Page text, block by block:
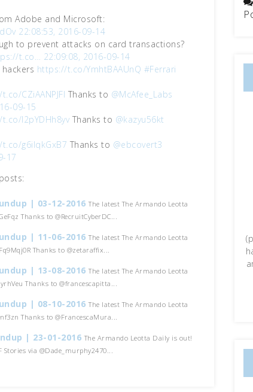
Adobe and Microsoft:
22:08:53, 2016-09-14
to prevent attacks on card transactions?
t.co… 22:09:08, 2016-09-14
https://t.co/YmhtBAAUnQ #Ferrari
CZiAANPJFI Thanks to @McAfee_Labs
09-15
l2pYDHh8yv Thanks to @kazyu56kt
g6ilqkGxB7 Thanks to @ebcovert3
17
| 03-12-2016The latest The Armando Leotta
Thanks to @RecruitCyberDC...
| 11-06-2016The latest The Armando Leotta
Thanks to @zetaraffix...
| 13-08-2016The latest The Armando Leotta
Thanks to @francescapitta...
| 08-10-2016The latest The Armando Leotta
Thanks to @FrancescaMura...
| 23-01-2016The Armando Leotta Daily is out!
via @Dade_murphy2470...